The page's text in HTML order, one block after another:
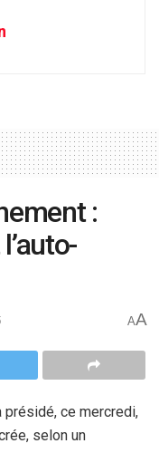
:
AA
présidé, ce mercredi,
selon un